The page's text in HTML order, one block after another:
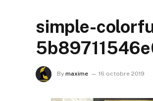
simple-
By maxime 16 octobre 2019